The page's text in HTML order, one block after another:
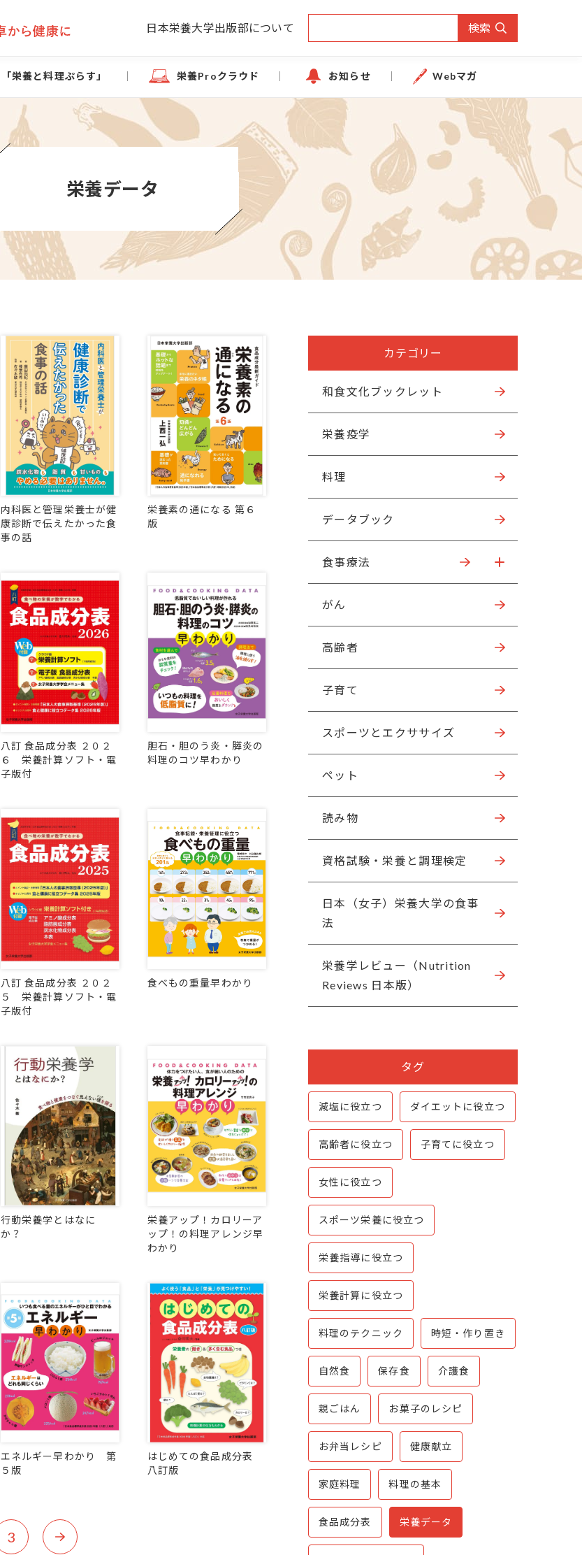
日本栄養大学出版部について 検索
「栄養と料理ぷらす」 栄養Proクラウド お知らせ Webマガ
栄養データ
内科医と管理栄養士が健
康診断で伝えたかった食
事の話
栄養素の通になる 第６
版
八訂 食品成分表 ２０２
６ 栄養計算ソフト・電
子版付
胆石・胆のう炎・膵炎の
料理のコツ早わかり
八訂 食品成分表 ２０２
５ 栄養計算ソフト・電
子版付
食べもの重量早わかり
行動栄養学とはなに
か？
栄養アップ！カロリーア
ップ！の料理アレンジ早
わかり
エネルギー早わかり 第
５版
はじめての食品成分表
八訂版
3
カテゴリー
和食文化ブックレット
栄養疫学
料理
データブック
食事療法
がん
高齢者
子育て
スポーツとエクササイズ
ペット
読み物
資格試験・栄養と調理検定
日本（女子）栄養大学の食事
法
栄養学レビュー（Nutrition
Reviews 日本版）
タグ
減塩に役立つ ダイエットに役立つ
高齢者に役立つ 子育てに役立つ
女性に役立つ
スポーツ栄養に役立つ
栄養指導に役立つ
栄養計算に役立つ
料理のテクニック 時短・作り置き
自然食 保存食 介護食
親ごはん お菓子のレシピ
お弁当レシピ 健康献立
家庭料理 料理の基本
食品成分表 栄養データ